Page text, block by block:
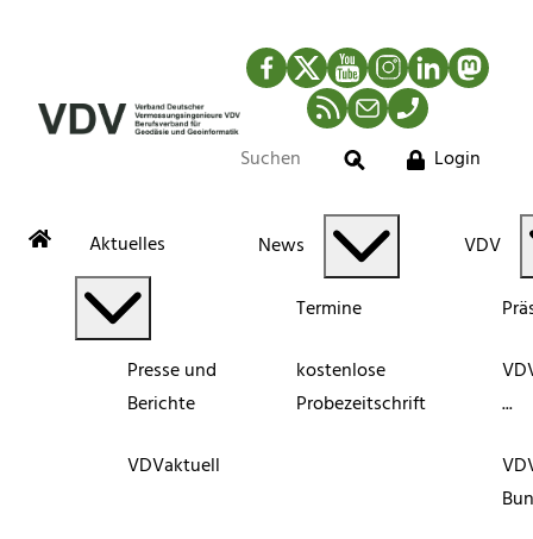
Facebook
TwitterYouTubeInstagram
LinkedIn
RSS-Newsfeed
MailTelefon
Suche
Login
Aktuelles
Presse und
Berichte
VDVaktuell
News
Termine
kostenlose
Probezeitschrift
VDV
...